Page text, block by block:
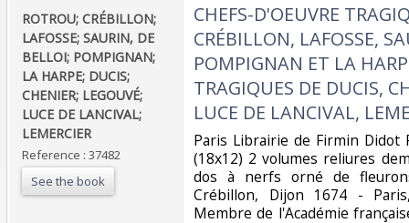
‎ROTROU; CRÉBILLON;
LAFOSSE; SAURIN, DE
BELLOI; POMPIGNAN;
LA HARPE; DUCIS;
CHENIER; LEGOUVÉ;
LUCE DE LANCIVAL;
LEMERCIER ‎
Reference : 37482
See the book
‎CHEFS-D'OEUVRE
CRÉBILLON, LAFOSSE,
POMPIGNAN ET LA
TRAGIQUES DE DUCIS,
LUCE DE LANCIVAL,
‎Paris Librairie de Firmin Didot
(18x12) 2 volumes reliures
dos à nerfs orné de
Crébillon, Dijon 1674 -
Membre de l'Académie